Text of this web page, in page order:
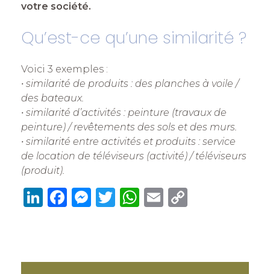
votre société.
Qu’est-ce qu’une similarité ?
Voici 3 exemples :
• similarité de produits : des planches à voile /
des bateaux.
• similarité d’activités : peinture (travaux de
peinture) / revêtements des sols et des murs.
• similarité entre activités et produits : service
de location de téléviseurs (activité) / téléviseurs
(produit).
Li F
M T
W E